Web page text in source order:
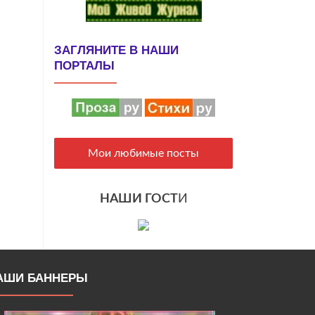
ЗАГЛЯНИТЕ В НАШИ
ПОРТАЛЫ
Мои любимые посты
НАШИ ГОСТИ
БАННЕРЫ